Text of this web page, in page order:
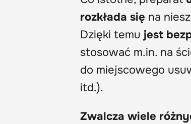
rozkłada się na
Dzięki temu jest
stosować m.in. na
do miejscowego
itd.).
Zwalcza wiele